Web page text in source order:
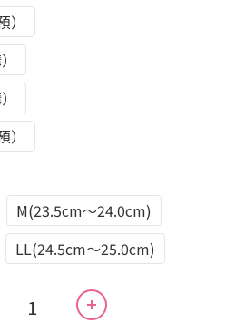
M(23.5cm～24.0cm)
LL(24.5cm～25.0cm)